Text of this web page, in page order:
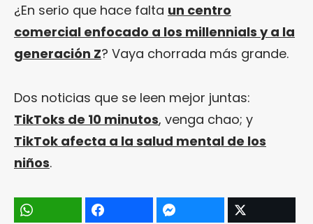
¿En serio que hace falta un centro
comercial enfocado a los millennials y a la
generación Z? Vaya chorrada más grande.
Dos noticias que se leen mejor juntas:
TikToks de 10 minutos, venga chao; y
TikTok afecta a la salud mental de los
niños.